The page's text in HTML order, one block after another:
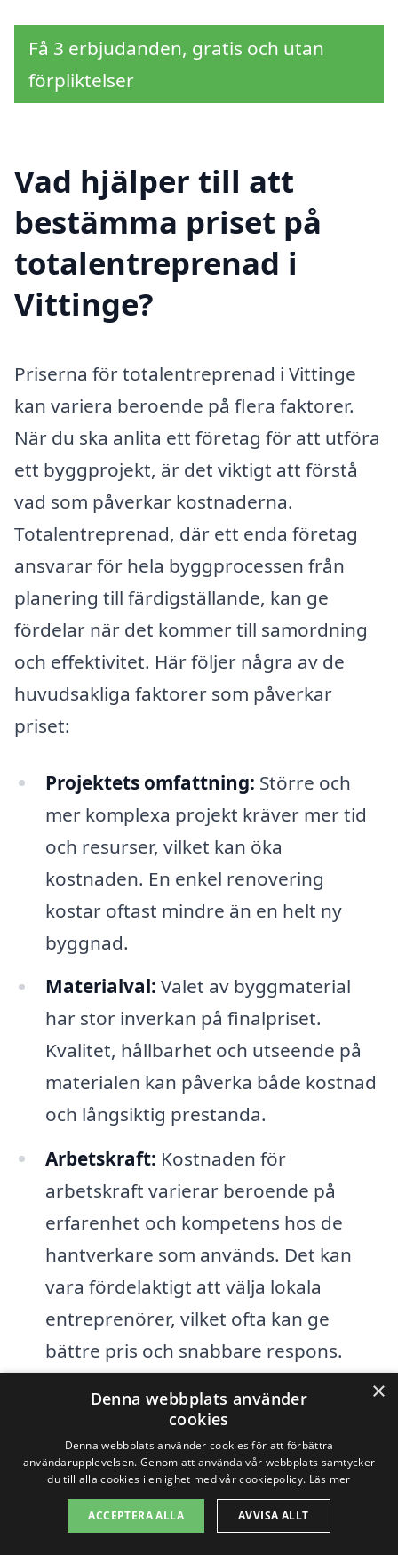
Få 3 erbjudanden, gratis och utan
förpliktelser
Vad hjälper till att
bestämma priset på
totalentreprenad i
Vittinge?
Priserna för totalentreprenad i Vittinge
kan variera beroende på flera faktorer.
När du ska anlita ett företag för att utföra
ett byggprojekt, är det viktigt att förstå
vad som påverkar kostnaderna.
Totalentreprenad, där ett enda företag
ansvarar för hela byggprocessen från
planering till färdigställande, kan ge
fördelar när det kommer till samordning
och effektivitet. Här följer några av de
huvudsakliga faktorer som påverkar
priset:
Projektets omfattning: Större och
mer komplexa projekt kräver mer tid
och resurser, vilket kan öka
kostnaden. En enkel renovering
kostar oftast mindre än en helt ny
byggnad.
Materialval: Valet av byggmaterial
har stor inverkan på finalpriset.
Kvalitet, hållbarhet och utseende på
materialen kan påverka både kostnad
och långsiktig prestanda.
Arbetskraft: Kostnaden för
arbetskraft varierar beroende på
erfarenhet och kompetens hos de
hantverkare som används. Det kan
vara fördelaktigt att välja lokala
entreprenörer, vilket ofta kan ge
bättre pris och snabbare respons.
Tidsramar: Om projektet har en
snabb tidsram kan det leda till högre
kostnader, särskilt om extra resurser
behöver sättas in för att uppfylla
deadlines.
×
Denna webbplats använder
cookies
Denna webbplats använder cookies för att förbättra
användarupplevelsen. Genom att använda vår webbplats samtycker
du till alla cookies i enlighet med vår cookiepolicy. Läs mer
ACCEPTERA ALLA AVVISA ALLT